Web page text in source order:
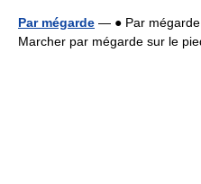
Par mégarde — ● Par mégarde
Marcher par mégarde sur le